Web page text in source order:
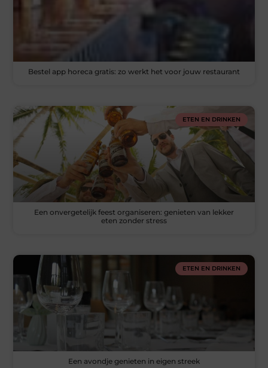
Bestel app horeca gratis: zo werkt het voor jouw restaurant
ETEN EN DRINKEN
Een onvergetelijk feest organiseren: genieten van lekker
eten zonder stress
ETEN EN DRINKEN
Een avondje genieten in eigen streek